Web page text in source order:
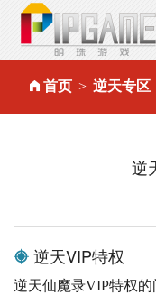
首页 逆天专区
逆
逆天VIP特权
逆天仙魔录VIP特权